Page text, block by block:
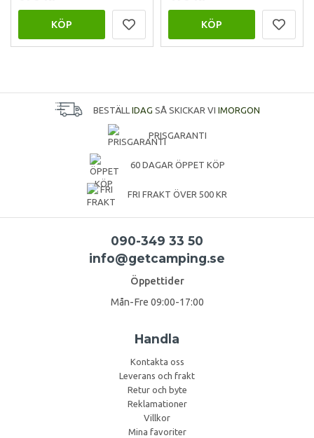
KÖP KÖP
BESTÄLL IDAG SÅ SKICKAR VI IMORGON
PRISGARANTI
60 DAGAR ÖPPET KÖP
FRI FRAKT ÖVER 500 KR
090-349 33 50
info@getcamping.se
Öppettider
Mån-Fre 09:00-17:00
Handla
Kontakta oss
Leverans och frakt
Retur och byte
Reklamationer
Villkor
Mina favoriter